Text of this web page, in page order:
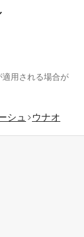
用される場合が
シュ
ウナオ